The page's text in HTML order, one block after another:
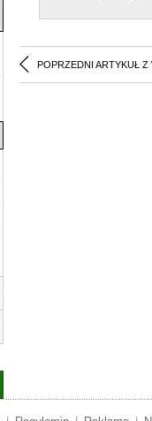
POPRZEDNI ARTYKUŁ Z